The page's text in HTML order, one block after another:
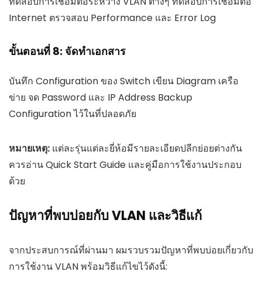
Internet ตรวจสอบ Performance และ Error Log
ขั้นตอนที่ 8: จัดทำเอกสาร
บันทึก Configuration ของ Switch เขียน Diagram เครือ
ข่าย จด Password และ IP Address Backup
Configuration ไว้ในที่ปลอดภัย
หมายเหตุ: แต่ละรุ่นแต่ละยี่ห้อมีรายละเอียดปลีกย่อยต่างกัน
ควรอ่าน Quick Start Guide และคู่มือการใช้งานประกอบ
ด้วย
ปัญหาที่พบบ่อยกับ VLAN และวิธีแก้
จากประสบการณ์ที่ผ่านมา ผมรวบรวมปัญหาที่พบบ่อยเกี่ยวกับ
การใช้งาน VLAN พร้อมวิธีแก้ไขไว้ดังนี้: